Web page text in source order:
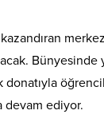
Bünyesinde
donatıyla
devam ediyor.